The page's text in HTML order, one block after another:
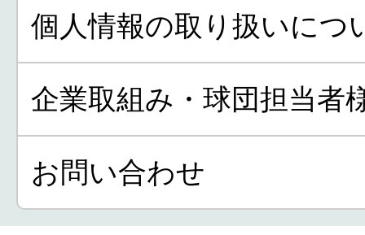
個人情報の取り扱いにつ
企業取組み・球団担当者
お問い合わせ